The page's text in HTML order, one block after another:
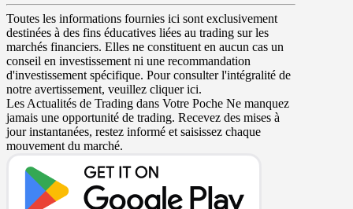
Toutes les informations fournies ici sont exclusivement
destinées à des fins éducatives liées au trading sur les
marchés financiers. Elles ne constituent en aucun cas un
conseil en investissement ni une recommandation
d'investissement spécifique. Pour consulter l'intégralité de
notre avertissement, veuillez cliquer ici.
Les Actualités de Trading dans Votre Poche Ne manquez
jamais une opportunité de trading. Recevez des mises à
jour instantanées, restez informé et saisissez chaque
mouvement du marché.